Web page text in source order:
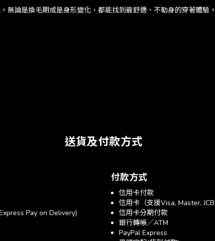
無論是換毛期或是身形變化，都能找到最舒適、不勒身的穿著體驗
送貨及付款方式
Pay on Delivery)
付款方式
信用卡付款
信用卡（支援Visa, Master,
信用卡分期付款
銀行轉帳／ATM
PayPal Express